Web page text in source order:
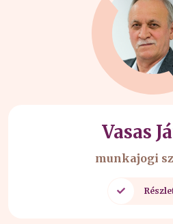
Bonácz
áfa